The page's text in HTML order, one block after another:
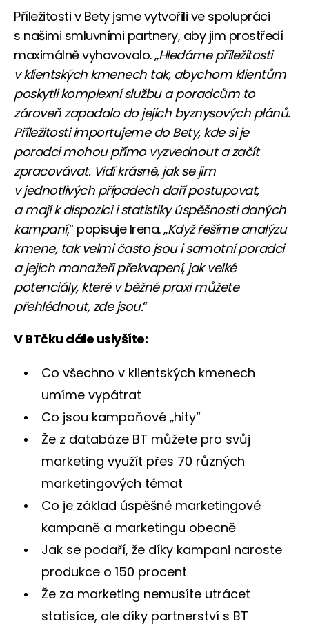
Příležitosti v Bety jsme vytvořili ve spolupráci
s našimi smluvními partnery, aby jim prostředí
maximálně vyhovovalo. „Hledáme příležitosti
v klientských kmenech tak, abychom klientům
poskytli komplexní službu a poradcům to
zároveň zapadalo do jejich byznysových plánů.
Příležitosti importujeme do Bety, kde si je
poradci mohou přímo vyzvednout a začít
zpracovávat. Vidí krásně, jak se jim
v jednotlivých případech daří postupovat,
a mají k dispozici i statistiky úspěšnosti daných
kampaní,“ popisuje Irena. „Když řešíme analýzu
kmene, tak velmi často jsou i samotní poradci
a jejich manažeři překvapení, jak velké
potenciály, které v běžné praxi můžete
přehlédnout, zde jsou.“
V BTčku dále uslyšíte:
Co všechno v klientských kmenech
umíme vypátrat
Co jsou kampaňové „hity“
Že z databáze BT můžete pro svůj
marketing využít přes 70 různých
marketingových témat
Co je základ úspěšné marketingové
kampaně a marketingu obecně
Jak se podaří, že díky kampani naroste
produkce o 150 procent
Že za marketing nemusíte utrácet
statisíce, ale díky partnerství s BT